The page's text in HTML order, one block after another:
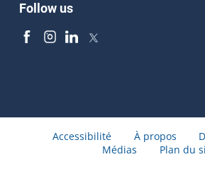
Follow us
Accessibilité À propos
Médias
Plan du